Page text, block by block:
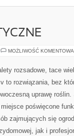
MOŻLIWOŚĆ
rozsadowe, tace
to rozwiązania, bez
uprawę
poświęcone
zajmujących się
jak i